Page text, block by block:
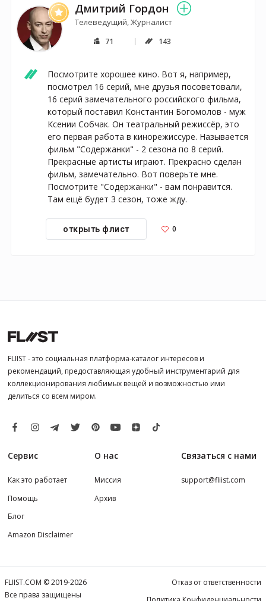
Дмитрий Гордон
Телеведущий, Журналист
71 143
Посмотрите хорошее кино. Вот я, например,
посмотрел 16 серий, мне друзья посоветовали,
16 серий замечательного российского фильма,
который поставил Константин Богомолов - муж
Ксении Собчак. Он театральный режиссёр, это
его первая работа в кинорежиссуре. Называется
фильм "Содержанки" - 2 сезона по 8 серий.
Прекрасные артисты играют. Прекрасно сделан
фильм, замечательно. Вот поверьте мне.
Посмотрите "Содержанки" - вам понравится.
Там ещё будет 3 сезон, тоже жду.
открыть флист 0
FLIIST - это социальная платформа-каталог интересов и
рекомендаций, предоставляющая удобный инструментарий для
коллекционирования любимых вещей и возможностью ими
делиться со всем миром.
Сервис
Как это работает
Помощь
Блог
Amazon Disclaimer
О нас
Миссия
Архив
Связаться с нами
support@fliist.com
FLIIST.COM © 2019-2026
Все права защищены
Отказ от ответственности